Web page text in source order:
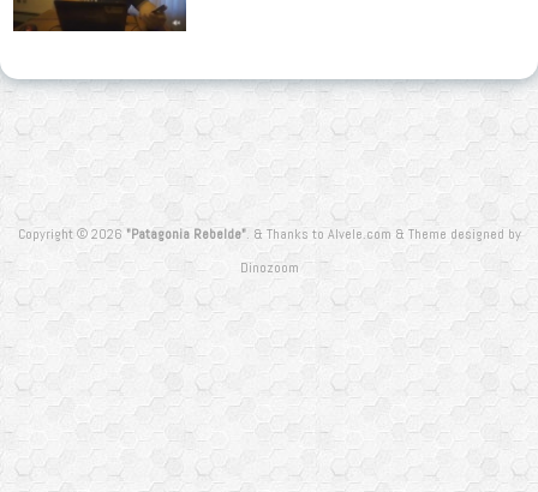
Copyright © 2026 "Patagonia Rebelde". & Thanks to Alvele.com & Theme designed by
Dinozoom